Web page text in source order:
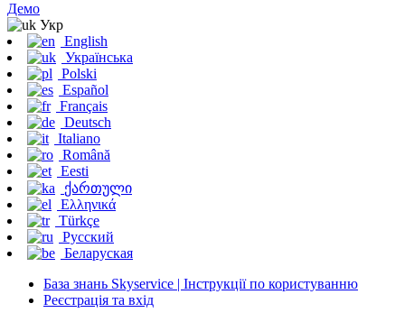
Демо
Укр
English
Українська
Polski
Español
Français
Deutsch
Italiano
Română
Eesti
ქართული
Ελληνικά
Türkçe
Русский
Беларуская
База знань Skyservice | Інструкції по користуванню
Реєстрація та вхід